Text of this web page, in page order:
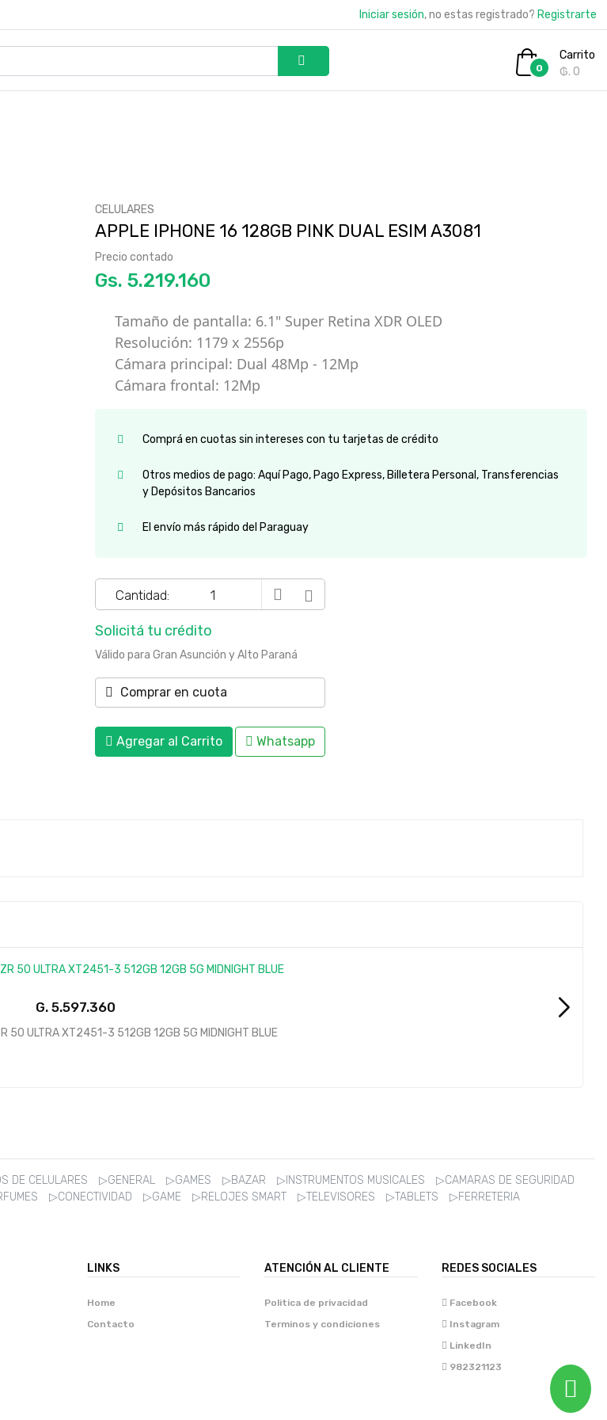
Iniciar sesión, no estas registrado? Registrarte
0
Carrito
₲. 0
CELULARES
APPLE IPHONE 16 128GB PINK DUAL ESIM A3081
Precio contado
Gs.
Tamaño de pantalla: 6.1" Super Retina XDR OLED
Resolución: 1179 x 2556p
Cámara principal: Dual 48Mp - 12Mp
Cámara frontal: 12Mp
Comprá en cuotas sin intereses con tu tarjetas de crédito
Otros medios de pago: Aquí Pago, Pago Express, Billetera Personal, Transferencias
y Depósitos Bancarios
El envío más rápido del Paraguay
Cantidad:
Solicitá tu crédito
Válido para Gran Asunción y Alto Paraná
Comprar en cuota
Agregar al Carrito Whatsapp
G.
50 ULTRA XT2451-3 512GB 12GB 5G MIDNIGHT BLUE
DE CELULARES ▷GENERAL ▷GAMES ▷BAZAR ▷INSTRUMENTOS MUSICALES
▷CAMARAS DE SEGURIDAD
▷CONECTIVIDAD ▷GAME ▷RELOJES SMART ▷TELEVISORES ▷TABLETS
▷FERRETERIA
LINKS
Home
Contacto
ATENCIÓN AL CLIENTE
Politica de privacidad
Terminos y condiciones
REDES SOCIALES
Facebook
Instagram
LinkedIn
982321123